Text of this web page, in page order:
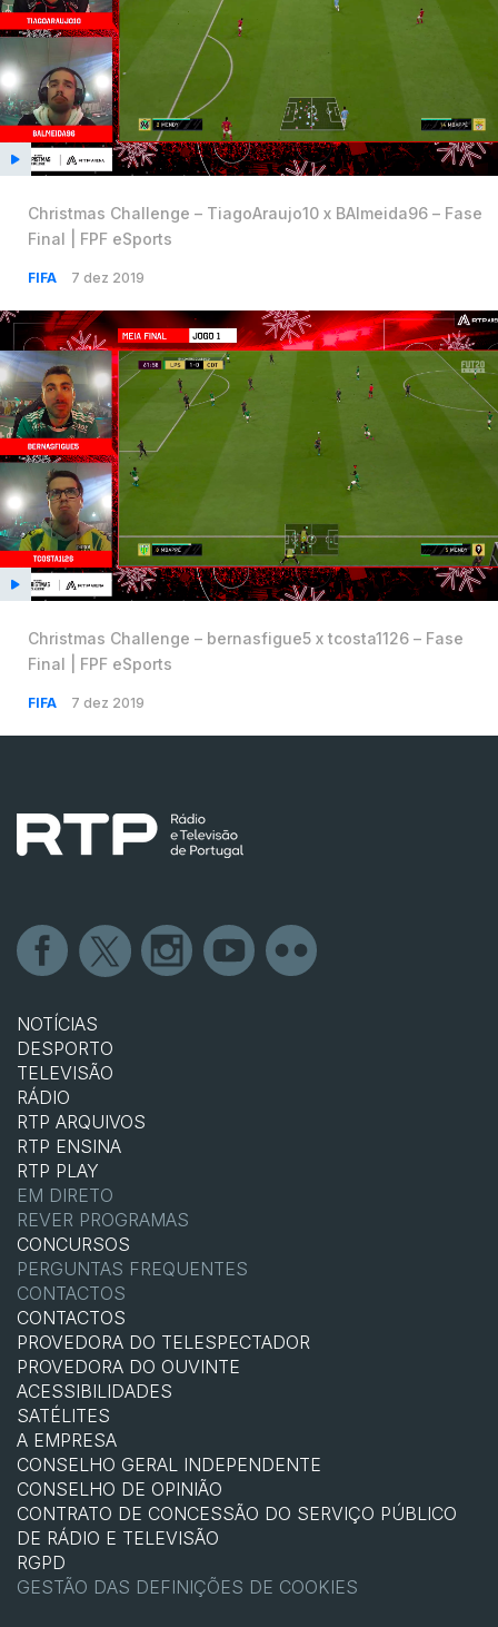
Christmas Challenge – TiagoAraujo10 x BAlmeida96 – Fase
Final | FPF eSports
FIFA 7 dez 2019
Christmas Challenge – bernasfigue5 x tcosta1126 – Fase
Final | FPF eSports
FIFA 7 dez 2019
NOTÍCIAS
DESPORTO
TELEVISÃO
RÁDIO
RTP ARQUIVOS
RTP ENSINA
RTP PLAY
EM DIRETO
REVER PROGRAMAS
CONCURSOS
PERGUNTAS FREQUENTES
CONTACTOS
CONTACTOS
PROVEDORA DO TELESPECTADOR
PROVEDORA DO OUVINTE
ACESSIBILIDADES
SATÉLITES
A EMPRESA
CONSELHO GERAL INDEPENDENTE
CONSELHO DE OPINIÃO
CONTRATO DE CONCESSÃO DO SERVIÇO PÚBLICO
DE RÁDIO E TELEVISÃO
RGPD
GESTÃO DAS DEFINIÇÕES DE COOKIES